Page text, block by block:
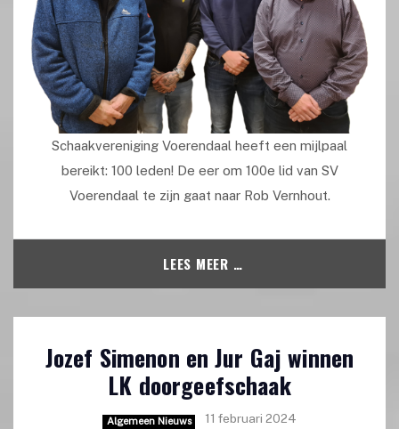
Schaakvereniging Voerendaal heeft een mijlpaal
bereikt: 100 leden! De eer om 100e lid van SV
Voerendaal te zijn gaat naar Rob Vernhout.
LEES MEER …
Jozef Simenon en Jur Gaj winnen
LK doorgeefschaak
Algemeen Nieuws 11 februari 2024